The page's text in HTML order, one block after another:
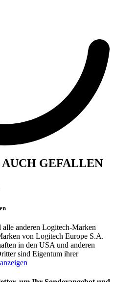
GEFALLEN
anderen Logitech-Marken
von Logitech Europe S.A.
in den USA und anderen
sind Eigentum ihrer